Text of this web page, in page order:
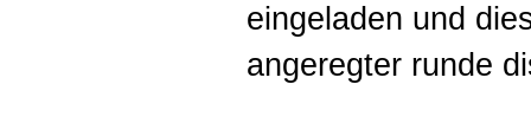
eingeladen und
angeregter runde